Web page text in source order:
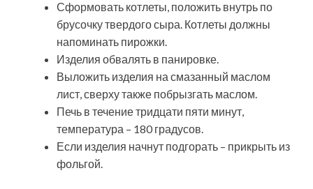
Сформовать котлеты, положить внутрь по
брусочку твердого сыра. Котлеты должны
напоминать пирожки.
Изделия обвалять в панировке.
Выложить изделия на смазанный маслом
лист, сверху также побрызгать маслом.
Печь в течение тридцати пяти минут,
температура – 180 градусов.
Если изделия начнут подгорать – прикрыть из
фольгой.